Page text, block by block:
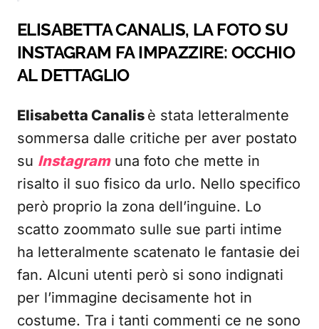
ELISABETTA CANALIS, LA FOTO SU
INSTAGRAM FA IMPAZZIRE: OCCHIO
AL DETTAGLIO
Elisabetta Canalis è stata letteralmente
sommersa dalle critiche per aver postato
su Instagramuna foto che mette in
risalto il suo fisico da urlo. Nello specifico
però proprio la zona dell’inguine. Lo
scatto zoommato sulle sue parti intime
ha letteralmente scatenato le fantasie dei
fan. Alcuni utenti però si sono indignati
per l’immagine decisamente hot in
costume. Tra i tanti commenti ce ne sono